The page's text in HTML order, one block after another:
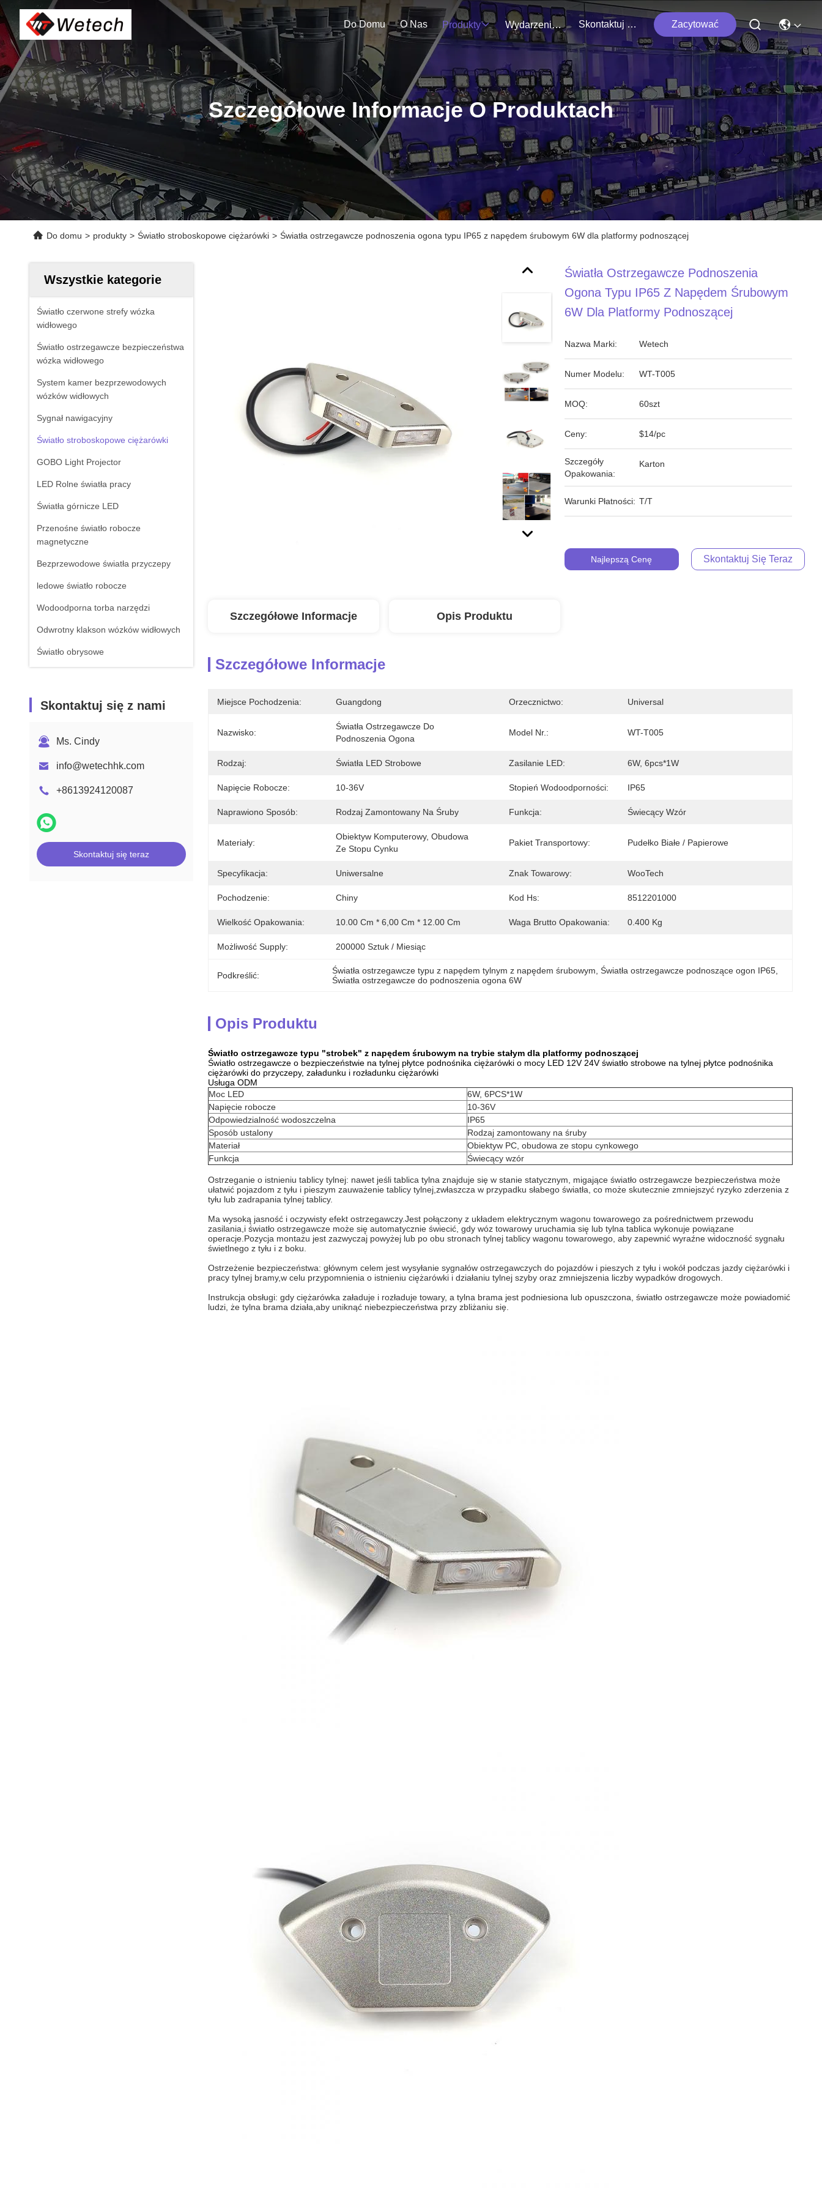
Do Domu O Nas Produkty Wydarzenia Skontaktuj Się Z Nami Zacytować
Szczegółowe Informacje O Produktach
Do domu > produkty > Światło stroboskopowe ciężarówki > Światła ostrzegawcze podnoszenia ogona typu IP65 z napędem śrubowym 6W dla platformy podnoszącej
Wszystkie kategorie
Światło czerwone strefy wózka
widłowego
Światło ostrzegawcze bezpieczeństwa
wózka widłowego
System kamer bezprzewodowych
wózków widłowych
Sygnał nawigacyjny
Światło stroboskopowe ciężarówki
GOBO Light Projector
LED Rolne światła pracy
Światła górnicze LED
Przenośne światło robocze
magnetyczne
Bezprzewodowe światła przyczepy
ledowe światło robocze
Wodoodporna torba narzędzi
Odwrotny klakson wózków widłowych
Światło obrysowe
Skontaktuj się z nami
Ms. Cindy
info@wetechhk.com
+8613924120087
Skontaktuj się teraz
Światła Ostrzegawcze Podnoszenia
Ogona Typu IP65 Z Napędem Śrubowym
6W Dla Platformy Podnoszącej
Nazwa Marki: Wetech
Numer Modelu: WT-T005
MOQ: 60szt
Ceny: $14/pc
Szczegóły
Opakowania:
Karton
Warunki Płatności: T/T
Najlepszą Cenę Skontaktuj Się Teraz
Szczegółowe Informacje Opis Produktu
Szczegółowe Informacje
Miejsce Pochodzenia: Guangdong Orzecznictwo: Universal
Nazwisko:
Światła Ostrzegawcze Do
Podnoszenia Ogona
Model Nr.: WT-T005
Rodzaj: Światła LED Strobowe Zasilanie LED: 6W, 6pcs*1W
Napięcie Robocze: 10-36V Stopień Wodoodporności: IP65
Naprawiono Sposób: Rodzaj Zamontowany Na Śruby Funkcja: Świecący Wzór
Materiały:
Obiektyw Komputerowy, Obudowa
Ze Stopu Cynku
Pakiet Transportowy: Pudełko Białe / Papierowe
Specyfikacja: Uniwersalne Znak Towarowy: WooTech
Pochodzenie: Chiny Kod Hs: 8512201000
Wielkość Opakowania: 10.00 Cm * 6,00 Cm * 12.00 Cm Waga Brutto Opakowania: 0.400 Kg
Możliwość Supply: 200000 Sztuk / Miesiąc
Podkreślić: Światła ostrzegawcze typu z napędem tylnym z napędem śrubowym , Światła ostrzegawcze podnoszące ogon IP65
Światła ostrzegawcze do podnoszenia ogona 6W
Opis Produktu
Światło ostrzegawcze typu "strobek" z napędem śrubowym na trybie stałym dla platformy podnoszącej
Światło ostrzegawcze o bezpieczeństwie na tylnej płytce podnośnika ciężarówki o mocy LED 12V 24V światło strobowe na tylnej płytce podnośnika
ciężarówki do przyczepy, załadunku i rozładunku ciężarówki
Usługa ODM
Moc LED
6W, 6PCS*1W
Napięcie robocze
10-36V
Odpowiedzialność wodoszczelna
IP65
Sposób ustalony
Rodzaj zamontowany na śruby
Materiał
Obiektyw PC, obudowa ze stopu cynkowego
Funkcja
Świecący wzór
Ostrzeganie o istnieniu tablicy tylnej: nawet jeśli tablica tylna znajduje się w stanie statycznym, migające światło ostrzegawcze bezpieczeństwa może
ułatwić pojazdom z tyłu i pieszym zauważenie tablicy tylnej,zwłaszcza w przypadku słabego światła, co może skutecznie zmniejszyć ryzyko zderzenia z
tyłu lub zadrapania tylnej tablicy.
Ma wysoką jasność i oczywisty efekt ostrzegawczy.Jest połączony z układem elektrycznym wagonu towarowego za pośrednictwem przewodu
zasilania,i światło ostrzegawcze może się automatycznie świecić, gdy wóz towarowy uruchamia się lub tylna tablica wykonuje powiązane
operacje. Pozycja montażu jest zazwyczaj powyżej lub po obu stronach tylnej tablicy wagonu towarowego, aby zapewnić wyraźne widoczność sygnału
świetlnego z tyłu i z boku.
Ostrzeżenie bezpieczeństwa: głównym celem jest wysyłanie sygnałów ostrzegawczych do pojazdów i pieszych z tyłu i wokół podczas jazdy ciężarówki i
pracy tylnej bramy,w celu przypomnienia o istnieniu ciężarówki i działaniu tylnej szyby oraz zmniejszenia liczby wypadków drogowych.
Instrukcja obsługi: gdy ciężarówka załaduje i rozładuje towary, a tylna brama jest podniesiona lub opuszczona, światło ostrzegawcze może powiadomić
ludzi, że tylna brama działa,aby uniknąć niebezpieczeństwa przy zbliżaniu się.